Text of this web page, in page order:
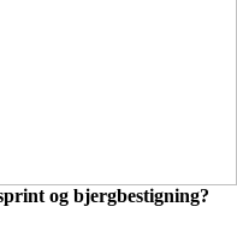
og bjergbestigning?